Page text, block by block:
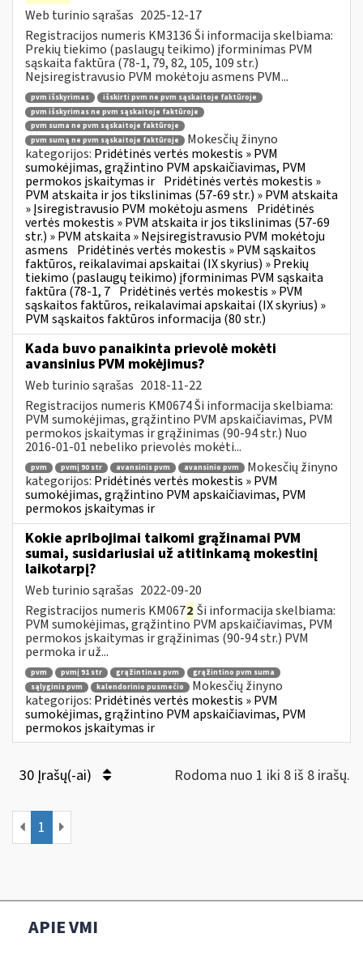
Web turinio sąrašas 2025-12-17
Registracijos numeris KM3136 Ši informacija skelbiama:
Prekių tiekimo (paslaugų teikimo) įforminimas PVM
sąskaita faktūra (78-1, 79, 82, 105, 109 str.)
Neįsiregistravusio PVM mokėtoju asmens PVM...
pvm išskyrimas
išskirti pvm ne pvm sąskaitoje faktūroje
pvm išskyrimas ne pvm sąskaitoje faktūroje
pvm suma ne pvm sąskaitoje faktūroje
pvm sumą ne pvm sąskaitoje faktūroje
Mokesčių žinyno
kategorijos: Pridėtinės vertės mokestis » PVM
sumokėjimas, grąžintino PVM apskaičiavimas, PVM
permokos įskaitymas ir Pridėtinės vertės mokestis »
PVM atskaita ir jos tikslinimas (57-69 str.) » PVM atskaita
» Įsiregistravusio PVM mokėtoju asmens Pridėtinės
vertės mokestis » PVM atskaita ir jos tikslinimas (57-69
str.) » PVM atskaita » Neįsiregistravusio PVM mokėtoju
asmens Pridėtinės vertės mokestis » PVM sąskaitos
faktūros, reikalavimai apskaitai (IX skyrius) » Prekių
tiekimo (paslaugų teikimo) įforminimas PVM sąskaita
faktūra (78-1, 7 Pridėtinės vertės mokestis » PVM
sąskaitos faktūros, reikalavimai apskaitai (IX skyrius) »
PVM sąskaitos faktūros informacija (80 str.)
Kada buvo panaikinta prievolė mokėti
avansinius PVM mokėjimus?
Web turinio sąrašas 2018-11-22
Registracijos numeris KM0674 Ši informacija skelbiama:
PVM sumokėjimas, grąžintino PVM apskaičiavimas, PVM
permokos įskaitymas ir grąžinimas (90-94 str.) Nuo
2016-01-01 nebeliko prievolės mokėti...
pvm pvmį 90 str avansinis pvm avansinio pvm
Mokesčių žinyno
kategorijos: Pridėtinės vertės mokestis » PVM
sumokėjimas, grąžintino PVM apskaičiavimas, PVM
permokos įskaitymas ir
Kokie apribojimai taikomi grąžinamai PVM
sumai, susidariusiai už atitinkamą mokestinį
laikotarpį?
Web turinio sąrašas 2022-09-20
Registracijos numeris KM0672 Ši informacija skelbiama:
PVM sumokėjimas, grąžintino PVM apskaičiavimas, PVM
permokos įskaitymas ir grąžinimas (90-94 str.) PVM
permoka ir už...
pvm pvmį 91 str grąžintinas pvm
grąžintino pvm suma
sąlyginis pvm
kalendorinio pusmečio
Mokesčių žinyno
kategorijos: Pridėtinės vertės mokestis » PVM
sumokėjimas, grąžintino PVM apskaičiavimas, PVM
permokos įskaitymas ir
30 Įrašų(-ai) Rodoma nuo 1 iki 8 iš 8 irašų.
1
APIE VMI